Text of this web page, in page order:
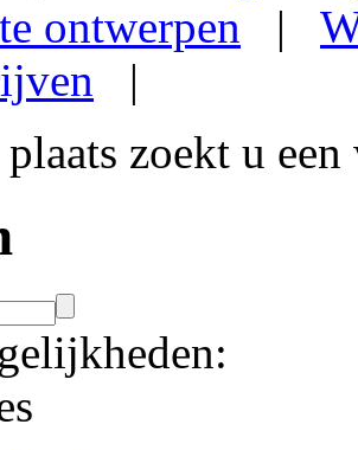
ontwerpen |
|
zoekt u een